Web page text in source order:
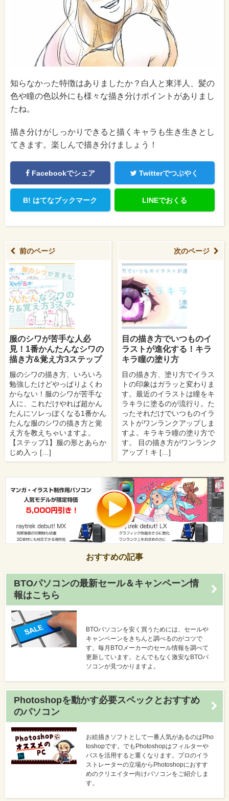
知らなかった特徴はありましたか？白人と東洋人、髪の
色や瞳の色以外にも様々な描き分けポイントがありまし
たね。
描き分けがしっかりできると描くキャラも生き生きとし
てきます。楽しんで描き分けましょう！
Facebookでシェア Twitterでつぶやく
B! はてなブックマーク LINEでおくる
前のページ
服のシワが苦手な人必
見！1番かんたんなシワの
描き方&覚え方3ステップ
服のシワの描き方、いろいろ
勉強したけどやっぱりよくわ
からない！服のシワが苦手な
人に、これだけやれば超かん
たんにソレっぽくなる1番かん
たんな服のシワの描き方と覚
え方を教えちゃいますよ。
【ステップ1】服の形とあらか
じめ入っ […]
次のページ
目の描き方でいつものイ
ラストが進化する！キラ
キラ瞳の塗り方
目の描き方、塗り方でイラス
トの印象はガラッと変わりま
す。最近のイラストは瞳をキ
ラキラに塗るのが流行り。た
ったそれだけでいつものイラ
ストがワンランクアップしま
すよ。キラキラ瞳の塗り方で
す。 目の描き方がワンランク
アップ！キ […]
おすすめの記事
BTOパソコンの最新セール＆キャンペーン情
報はこちら
BTOパソコンを安く買うためには、セールや
キャンペーンをきちんと調べるのがコツで
す。毎月BTOメーカーのセール情報を調べて
更新しています。とんでもなく激安なBTOパ
ソコンが見つかりますよ。
Photoshopを動かす必要スペックとおすすめ
のパソコン
お絵描きソフトとして一番人気があるのはPho
toshopです。でもPhotoshopはフィルターや
パスを活用すると重くなります。プロのイラ
ストレーターの立場からPhotoshopにおすす
めのクリエイター向けパソコンをご紹介しま
す。